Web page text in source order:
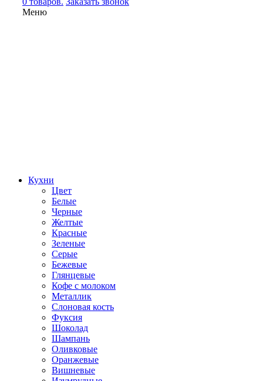
Меню
Кухни
Цвет
Белые
Черные
Желтые
Красные
Зеленые
Серые
Бежевые
Глянцевые
Кофе с молоком
Металлик
Слоновая кость
Фуксия
Шоколад
Шампань
Оливковые
Оранжевые
Вишневые